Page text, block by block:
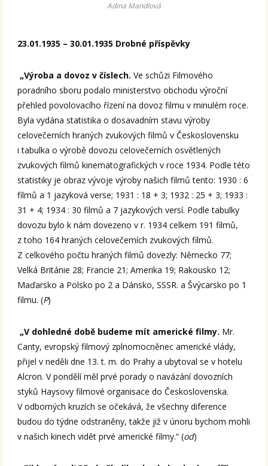
Adina Mandlová
23.01.1935 – 30.01.1935 Drobné příspěvky
„Výroba a dovoz v číslech.Ve schůzi Filmového
poradního sboru podalo ministerstvo obchodu výroční
přehled povolovacího řízení na dovoz filmu v minulém roce.
Byla vydána statistika o dosavadním stavu výroby
celovečerních hraných zvukových filmů v Československu
i tabulka o výrobě dovozu celovečerních osvětlených
zvukových filmů kinematografických v roce 1934. Podle této
statistiky je obraz vývoje výroby našich filmů tento: 1930 : 6
filmů a 1 jazyková verse; 1931 : 18 + 3; 1932 : 25 + 3; 1933 :
31 + 4; 1934 : 30 filmů a 7 jazykových versí. Podle tabulky
dovozu bylo k nám dovezeno v r. 1934 celkem 191 filmů,
z toho 164 hraných celovečerních zvukových filmů.
Z celkového počtu hraných filmů dovezly: Německo 77;
Velká Británie 28; Francie 21; Amerika 19; Rakousko 12;
Maďarsko a Polsko po 2 a Dánsko, SSSR. a Švýcarsko po 1
filmu. (P)
„V dohledné době budeme mít americké filmy. Mr.
Canty, evropský filmový zplnomocněnec americké vlády,
přijel v neděli dne 13. t. m. do Prahy a ubytoval se v hotelu
Alcron. V pondělí měl prvé porady o navázání dovozních
styků Haysovy filmové organisace do Československa.
V odborných kruzích se očekává, že všechny diference
budou do týdne odstraněny, takže již v únoru bychom mohli
v našich kinech vidět prvé americké filmy.“ (od)